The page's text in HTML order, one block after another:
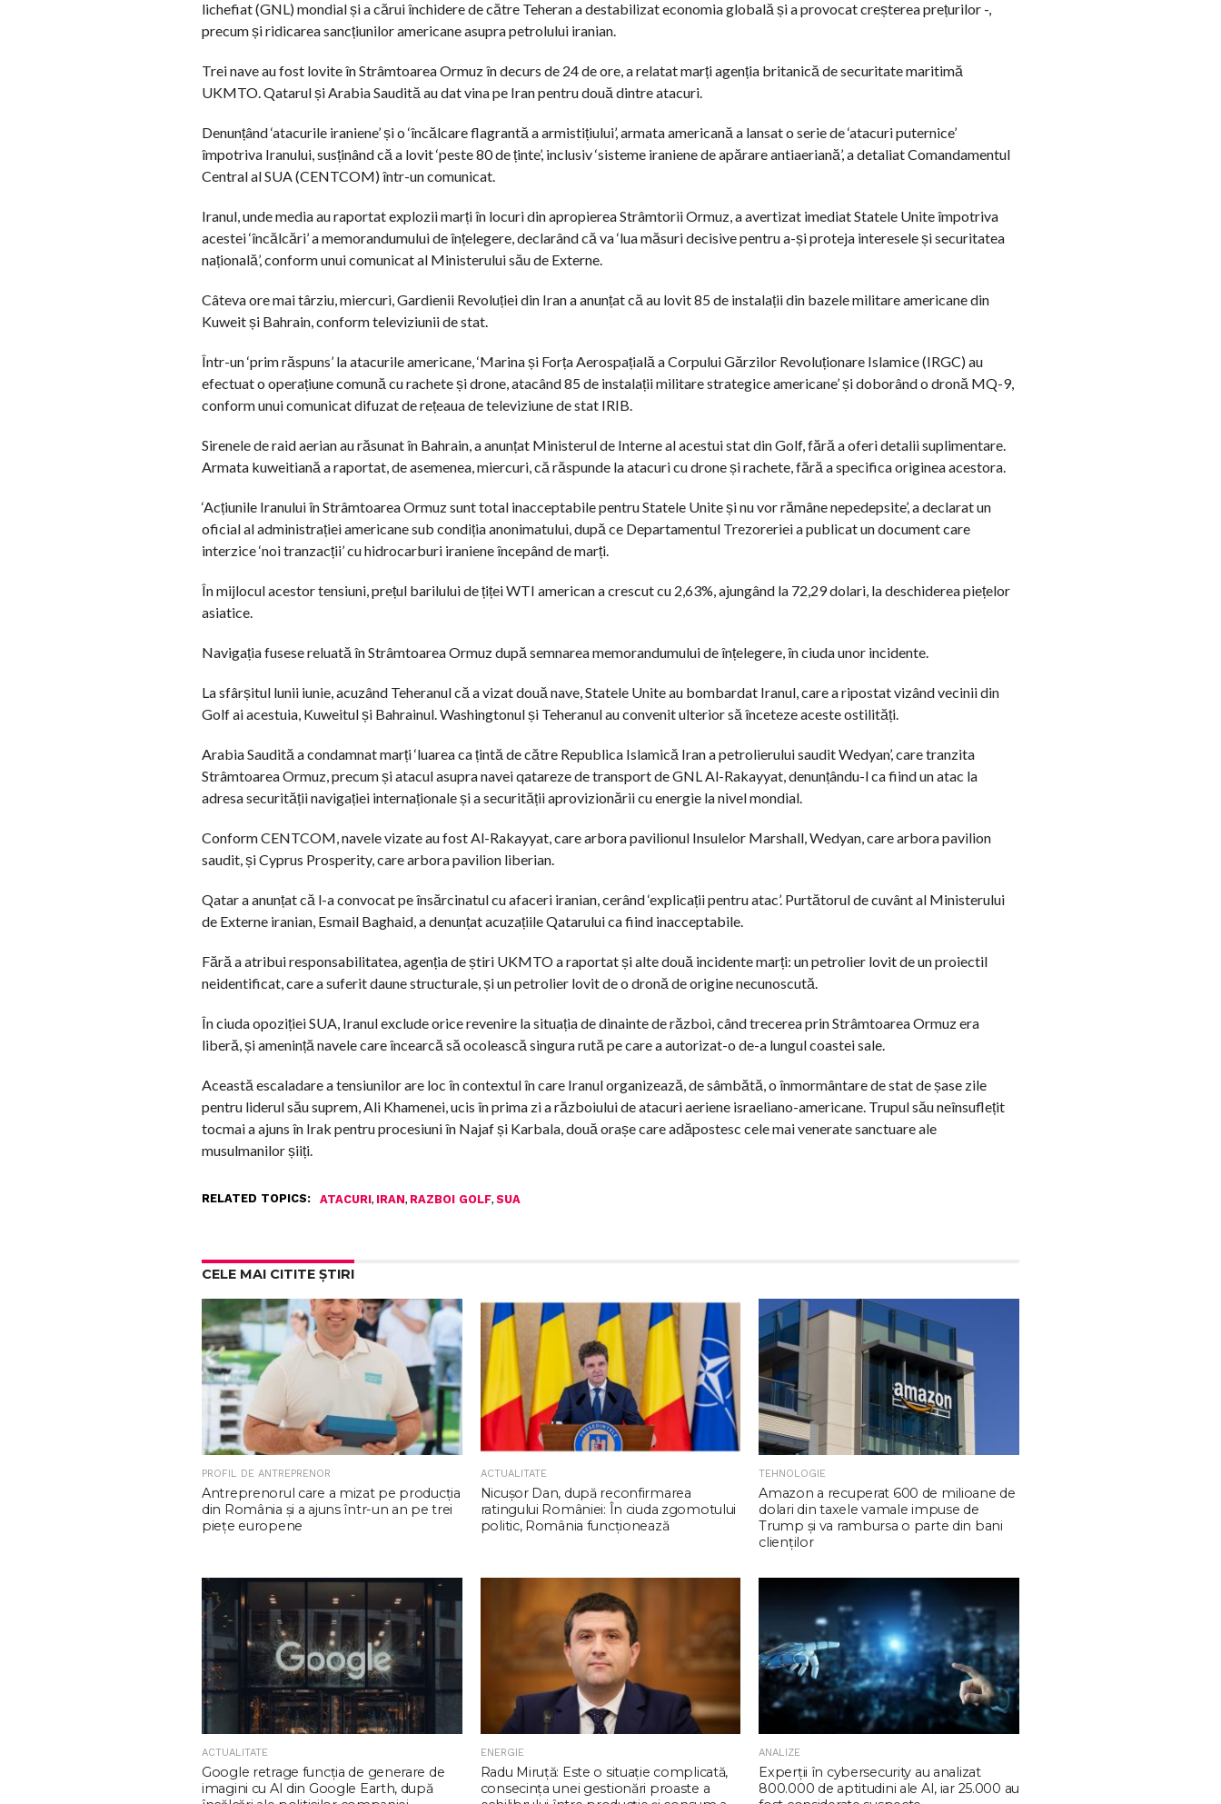
lichefiat (GNL) mondial și a cărui închidere de către Teheran a destabilizat economia globală și a provocat creșterea prețurilor -,
precum și ridicarea sancțiunilor americane asupra petrolului iranian.
Trei nave au fost lovite în Strâmtoarea Ormuz în decurs de 24 de ore, a relatat marți agenția britanică de securitate maritimă
UKMTO. Qatarul și Arabia Saudită au dat vina pe Iran pentru două dintre atacuri.
Denunțând ‘atacurile iraniene’ și o ‘încălcare flagrantă a armistițiului’, armata americană a lansat o serie de ‘atacuri puternice’
împotriva Iranului, susținând că a lovit ‘peste 80 de ținte’, inclusiv ‘sisteme iraniene de apărare antiaeriană’, a detaliat Comandamentul
Central al SUA (CENTCOM) într-un comunicat.
Iranul, unde media au raportat explozii marți în locuri din apropierea Strâmtorii Ormuz, a avertizat imediat Statele Unite împotriva
acestei ‘încălcări’ a memorandumului de înțelegere, declarând că va ‘lua măsuri decisive pentru a-și proteja interesele și securitatea
națională’, conform unui comunicat al Ministerului său de Externe.
Câteva ore mai târziu, miercuri, Gardienii Revoluției din Iran a anunțat că au lovit 85 de instalații din bazele militare americane din
Kuweit și Bahrain, conform televiziunii de stat.
Într-un ‘prim răspuns’ la atacurile americane, ‘Marina și Forța Aerospațială a Corpului Gărzilor Revoluționare Islamice (IRGC) au
efectuat o operațiune comună cu rachete și drone, atacând 85 de instalații militare strategice americane’ și doborând o dronă MQ-9,
conform unui comunicat difuzat de rețeaua de televiziune de stat IRIB.
Sirenele de raid aerian au răsunat în Bahrain, a anunțat Ministerul de Interne al acestui stat din Golf, fără a oferi detalii suplimentare.
Armata kuweitiană a raportat, de asemenea, miercuri, că răspunde la atacuri cu drone și rachete, fără a specifica originea acestora.
‘Acțiunile Iranului în Strâmtoarea Ormuz sunt total inacceptabile pentru Statele Unite și nu vor rămâne nepedepsite’, a declarat un
oficial al administrației americane sub condiția anonimatului, după ce Departamentul Trezoreriei a publicat un document care
interzice ‘noi tranzacții’ cu hidrocarburi iraniene începând de marți.
În mijlocul acestor tensiuni, prețul barilului de țiței WTI american a crescut cu 2,63%, ajungând la 72,29 dolari, la deschiderea piețelor
asiatice.
Navigația fusese reluată în Strâmtoarea Ormuz după semnarea memorandumului de înțelegere, în ciuda unor incidente.
La sfârșitul lunii iunie, acuzând Teheranul că a vizat două nave, Statele Unite au bombardat Iranul, care a ripostat vizând vecinii din
Golf ai acestuia, Kuweitul și Bahrainul. Washingtonul și Teheranul au convenit ulterior să înceteze aceste ostilități.
Arabia Saudită a condamnat marți ‘luarea ca țintă de către Republica Islamică Iran a petrolierului saudit Wedyan’, care tranzita
Strâmtoarea Ormuz, precum și atacul asupra navei qatareze de transport de GNL Al-Rakayyat, denunțându-l ca fiind un atac la
adresa securității navigației internaționale și a securității aprovizionării cu energie la nivel mondial.
Conform CENTCOM, navele vizate au fost Al-Rakayyat, care arbora pavilionul Insulelor Marshall, Wedyan, care arbora pavilion
saudit, și Cyprus Prosperity, care arbora pavilion liberian.
Qatar a anunțat că l-a convocat pe însărcinatul cu afaceri iranian, cerând ‘explicații pentru atac’. Purtătorul de cuvânt al Ministerului
de Externe iranian, Esmail Baghaid, a denunțat acuzațiile Qatarului ca fiind inacceptabile.
Fără a atribui responsabilitatea, agenția de știri UKMTO a raportat și alte două incidente marți: un petrolier lovit de un proiectil
neidentificat, care a suferit daune structurale, și un petrolier lovit de o dronă de origine necunoscută.
În ciuda opoziției SUA, Iranul exclude orice revenire la situația de dinainte de război, când trecerea prin Strâmtoarea Ormuz era
liberă, și amenință navele care încearcă să ocolească singura rută pe care a autorizat-o de-a lungul coastei sale.
Această escaladare a tensiunilor are loc în contextul în care Iranul organizează, de sâmbătă, o înmormântare de stat de șase zile
pentru liderul său suprem, Ali Khamenei, ucis în prima zi a războiului de atacuri aeriene israeliano-americane. Trupul său neînsuflețit
tocmai a ajuns în Irak pentru procesiuni în Najaf și Karbala, două orașe care adăpostesc cele mai venerate sanctuare ale
musulmanilor șiiți.
RELATED TOPICS: ATACURI, IRAN, RAZBOI GOLF, SUA
CELE MAI CITITE ȘTIRI
PROFIL DE ANTREPRENOR
Antreprenorul care a mizat pe producția
din România și a ajuns într-un an pe trei
piețe europene
ACTUALITATE
Nicuşor Dan, după reconfirmarea
ratingului României: În ciuda zgomotului
politic, România funcţionează
TEHNOLOGIE
Amazon a recuperat 600 de milioane de
dolari din taxele vamale impuse de
Trump şi va rambursa o parte din bani
clienţilor
ACTUALITATE
Google retrage funcţia de generare de
imagini cu AI din Google Earth, după
ENERGIE
Radu Miruţă: Este o situaţie complicată,
consecinţa unei gestionări proaste a
ANALIZE
Experții în cybersecurity au analizat
800.000 de aptitudini ale AI, iar 25.000 au